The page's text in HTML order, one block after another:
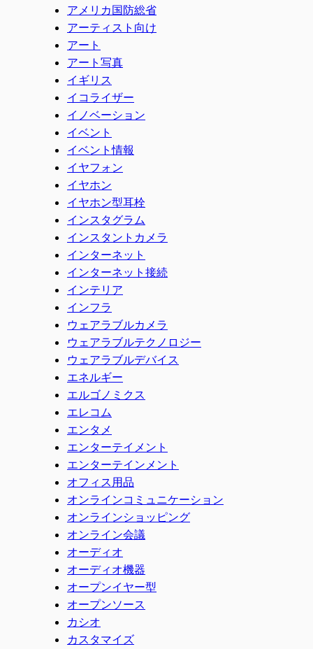
アメリカ国防総省
アーティスト向け
アート
アート写真
イギリス
イコライザー
イノベーション
イベント
イベント情報
イヤフォン
イヤホン
イヤホン型耳栓
インスタグラム
インスタントカメラ
インターネット
インターネット接続
インテリア
インフラ
ウェアラブルカメラ
ウェアラブルテクノロジー
ウェアラブルデバイス
エネルギー
エルゴノミクス
エレコム
エンタメ
エンターテイメント
エンターテインメント
オフィス用品
オンラインコミュニケーション
オンラインショッピング
オンライン会議
オーディオ
オーディオ機器
オープンイヤー型
オープンソース
カシオ
カスタマイズ